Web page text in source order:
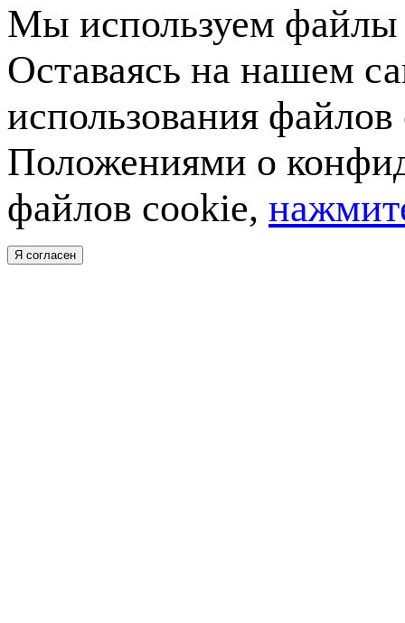
Мы используем файлы
Оставаясь на нашем
использования
Положениями о
файлов cookie,
Я согласен